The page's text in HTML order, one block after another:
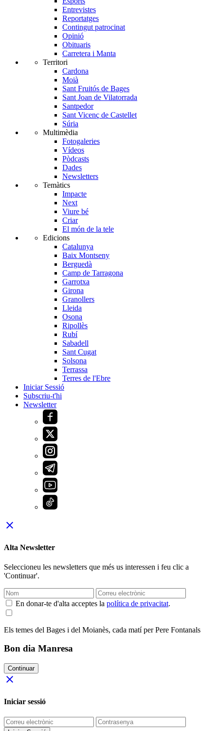
Entrevistes
Reportatges
Contingut patrocinat
Opinió
Obituaris
Carretera i Manta
Territori
Cardona
Moià
Sant Fruitós de Bages
Sant Joan de Vilatorrada
Santpedor
Sant Vicenç de Castellet
Súria
Multimèdia
Fotogaleries
Vídeos
Pòdcasts
Dades
Newsletters
Temàtics
Impacte
Next
Viure bé
Criar
El món de la tele
Edicions
Catalunya
Baix Montseny
Berguedà
Camp de Tarragona
Garrotxa
Girona
Granollers
Lleida
Osona
Ripollès
Rubí
Sabadell
Sant Cugat
Solsona
Terrassa
Terres de l'Ebre
Iniciar Sessió
Subscriu-t'hi
Newsletter
close
Alta Newsletter
Seleccioneu les newsletters que més us interessen i feu clic a
'Continuar'.
En donar-te d'alta acceptes la política de privacitat.
Els temes del Bages i del Moianès, cada matí per Pere Fontanals
Bon dia Manresa
Continuar
close
Iniciar sessió